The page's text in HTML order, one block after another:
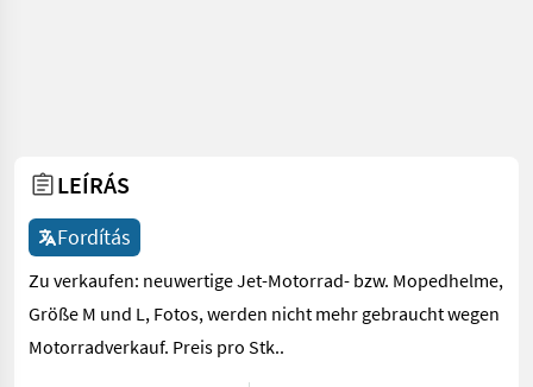
LEÍRÁS
Fordítás
Zu verkaufen: neuwertige Jet-Motorrad- bzw. Mopedhelme,
Größe M und L, Fotos, werden nicht mehr gebraucht wegen
Motorradverkauf. Preis pro Stk..